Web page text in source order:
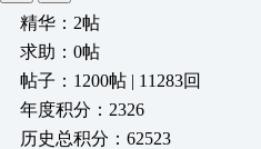
精华：2帖
求助：0帖
帖子：1200帖 | 11283回
年度积分：2326
历史总积分：62523